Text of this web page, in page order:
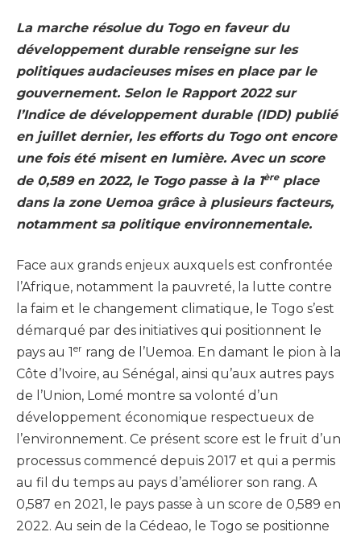
La marche résolue du Togo en faveur du
développement durable renseigne sur les
politiques audacieuses mises en place par le
gouvernement. Selon le Rapport 2022 sur
l’Indice de développement durable (IDD) publié
en juillet dernier, les efforts du Togo ont encore
une fois été misent en lumière. Avec un score
de 0,589 en 2022, le Togo passe à la 1èreplace
dans la zone Uemoa grâce à plusieurs facteurs,
notamment sa politique environnementale.
Face aux grands enjeux auxquels est confrontée
l’Afrique, notamment la pauvreté, la lutte contre
la faim et le changement climatique, le Togo s’est
démarqué par des initiatives qui positionnent le
pays au 1 er rang de l’Uemoa. En damant le pion à la
Côte d’Ivoire, au Sénégal, ainsi qu’aux autres pays
de l’Union, Lomé montre sa volonté d’un
développement économique respectueux de
l’environnement. Ce présent score est le fruit d’un
processus commencé depuis 2017 et qui a permis
au fil du temps au pays d’améliorer son rang. A
0,587 en 2021, le pays passe à un score de 0,589 en
2022. Au sein de la Cédeao, le Togo se positionne